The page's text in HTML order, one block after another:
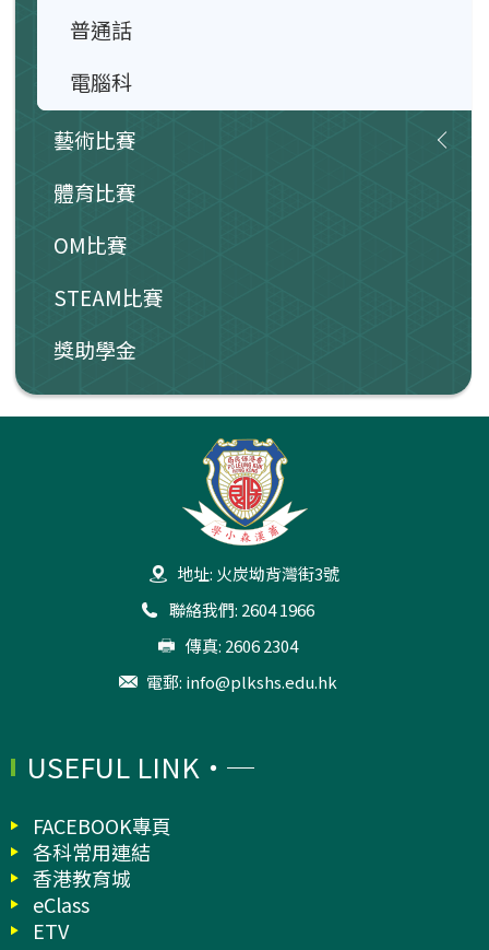
普通話
電腦科
藝術比賽
體育比賽
OM比賽
STEAM比賽
獎助學金
地址: 火炭坳背灣街3號
聯絡我們: 2604 1966
傳真: 2606 2304
電郵: info@plkshs.edu.hk
USEFUL LINK
FACEBOOK專頁
各科常用連結
香港教育城
eClass
ETV